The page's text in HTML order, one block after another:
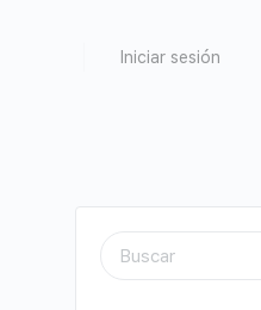
Iniciar sesión